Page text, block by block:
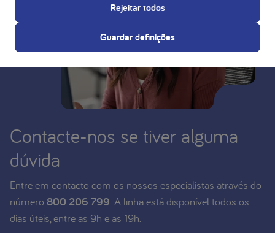
Contacte-nos se tiver alguma
dúvida
Entre em contacto com os nossos especialistas através do
número 800 206 799. A linha está disponível todos os
dias úteis, entre as 9h e as 19h.
Rejeitar todos
Guardar definições